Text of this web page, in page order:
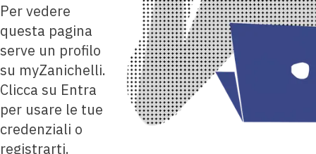
Per vedere
questa pagina
serve un profilo
su myZanichelli.
Clicca su Entra
per usare le tue
credenziali o
registrarti.